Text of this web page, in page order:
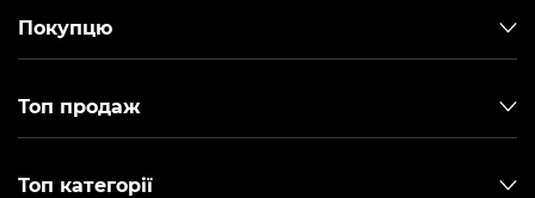
Покупцю
Топ продаж
Топ категорії